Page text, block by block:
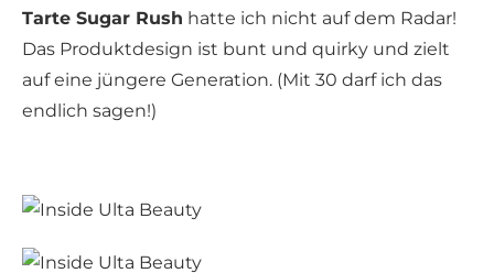
Tarte Sugar Rush hatte ich nicht auf dem Radar!
Das Produktdesign ist bunt und quirky und zielt
auf eine jüngere Generation. (Mit 30 darf ich das
endlich sagen!)